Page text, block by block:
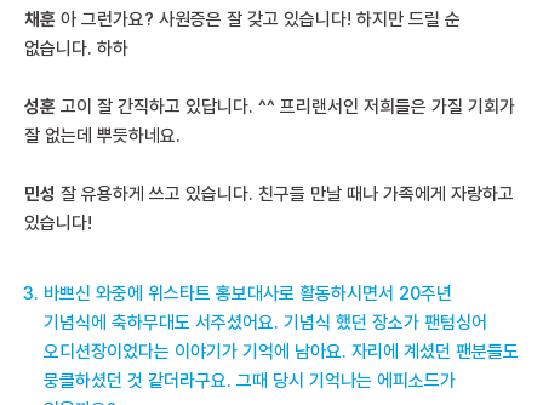
채훈 아 그런가요? 사원증은 잘 갖고 있습니다! 하지만 드릴 순
없습니다. 하하
성훈 고이 잘 간직하고 있답니다. ^^ 프리랜서인 저희들은 가질 기회가
잘 없는데 뿌듯하네요.
민성 잘 유용하게 쓰고 있습니다. 친구들 만날 때나 가족에게 자랑하고
있습니다!
바쁘신 와중에 위스타트 홍보대사로 활동하시면서 20주년
기념식에 축하무대도 서주셨어요. 기념식 했던 장소가 팬텀싱어
오디션장이었다는 이야기가 기억에 남아요. 자리에 계셨던 팬분들도
뭉클하셨던 것 같더라구요. 그때 당시 기억나는 에피소드가